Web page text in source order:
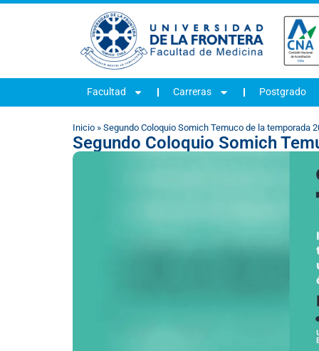
Facultad Carreras Postgrado
Inicio » Segundo Coloquio Somich Temuco de la temporada
Segundo Coloquio Somich